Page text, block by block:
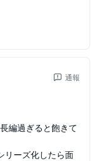
通報
編過ぎると飽きて
リーズ化したら面